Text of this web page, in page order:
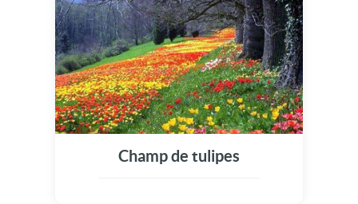
Champ de tulipes